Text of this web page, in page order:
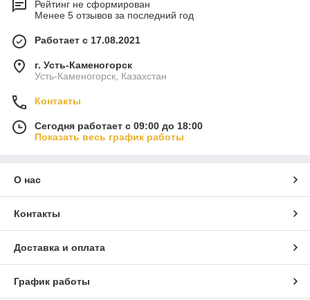
Рейтинг не сформирован
Менее 5 отзывов за последний год
Работает с 17.08.2021
г. Усть-Каменогорск
Усть-Каменогорск, Казахстан
Контакты
Сегодня работает с 09:00 до 18:00
Показать весь график работы
О нас
Контакты
Доставка и оплата
График работы